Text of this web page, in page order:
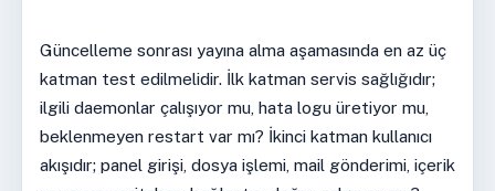
Güncelleme sonrası yayına alma aşamasında en az üç
katman test edilmelidir. İlk katman servis sağlığıdır;
ilgili daemonlar çalışıyor mu, hata logu üretiyor mu,
beklenmeyen restart var mı? İkinci katman kullanıcı
akışıdır; panel girişi, dosya işlemi, mail gönderimi, içerik